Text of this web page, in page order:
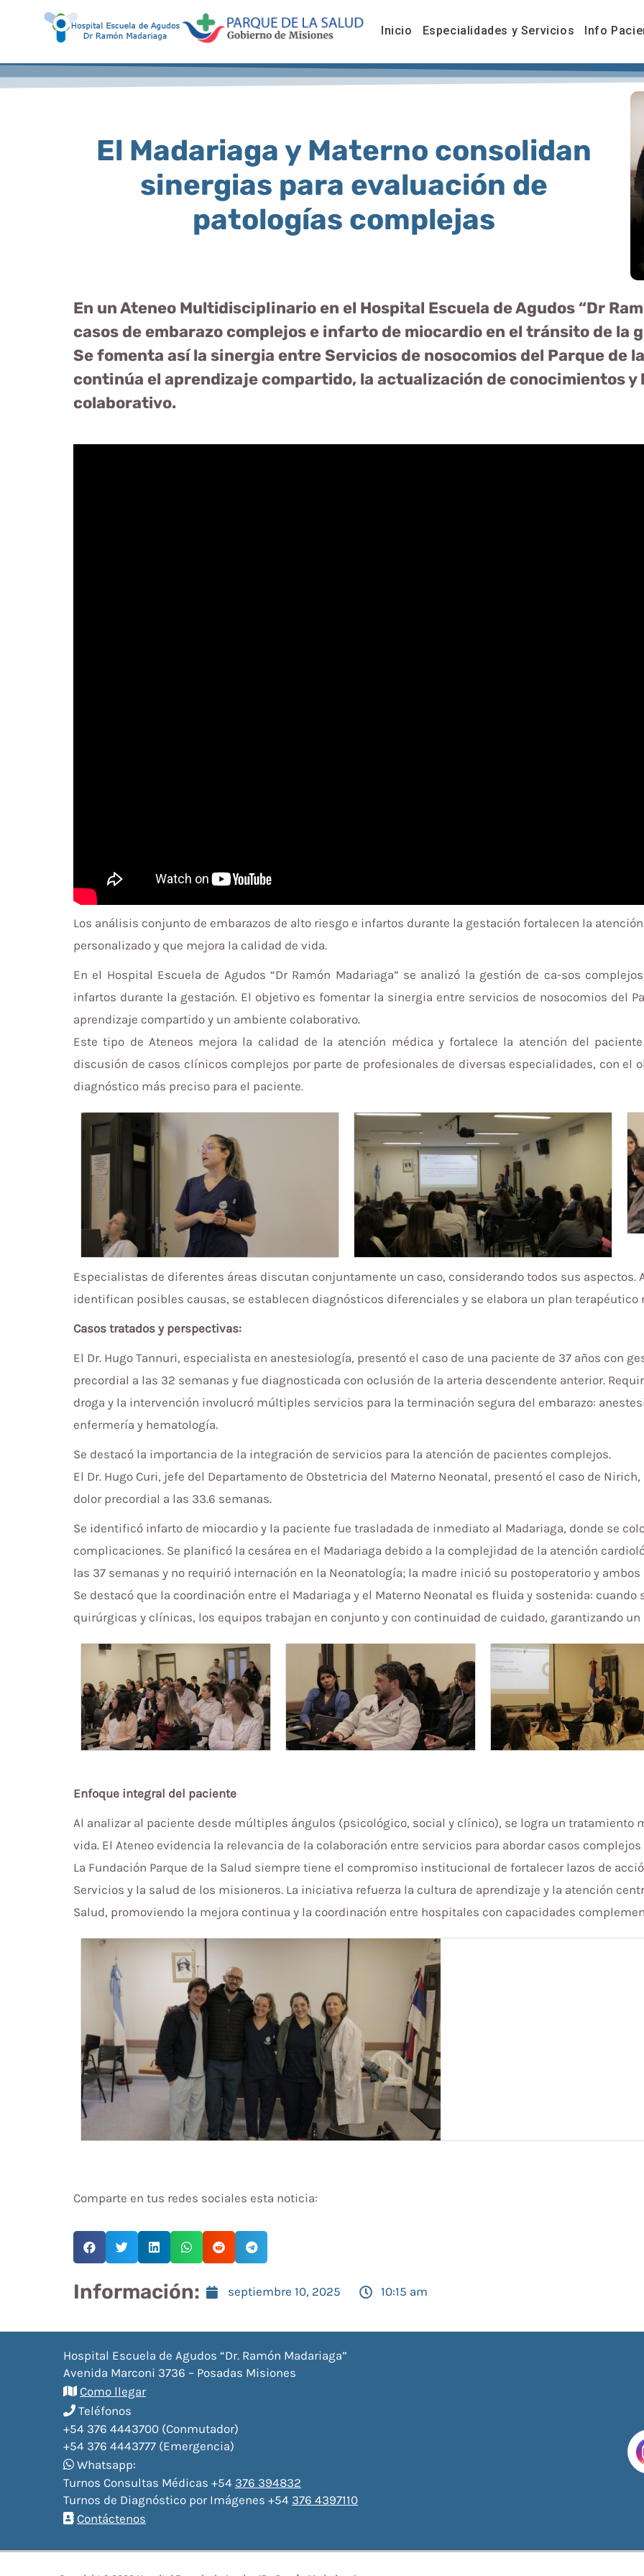
Inicio Especialidades y Servicios Info
El Madariaga y Materno consolidan
sinergias para evaluación de
patologías complejas
En un Ateneo Multidisciplinario en el Hospital Escuela de Agudos “Dr
casos de embarazo complejos e infarto de miocardio en el tránsito de la
Se fomenta así la sinergia entre Servicios de nosocomios del Parque de
continúa el aprendizaje compartido, la actualización de conocimientos y
colaborativo.
Los análisis conjunto de embarazos de alto riesgo e infartos durante la gestación fortalecen la
personalizado y que mejora la calidad de vida.
En el Hospital Escuela de Agudos “Dr Ramón Madariaga” se analizó la gestión de ca-sos
infartos durante la gestación. El objetivo es fomentar la sinergia entre servicios de nosocomios del
aprendizaje compartido y un ambiente colaborativo.
Este tipo de Ateneos mejora la calidad de la atención médica y fortalece la atención del
discusión de casos clínicos complejos por parte de profesionales de diversas especialidades, con el
diagnóstico más preciso para el paciente.
Especialistas de diferentes áreas discutan conjuntamente un caso, considerando todos sus
identifican posibles causas, se establecen diagnósticos diferenciales y se elabora un plan terapéutico
Casos tratados y perspectivas:
El Dr. Hugo Tannuri, especialista en anestesiología, presentó el caso de una paciente de 37 años con
precordial a las 32 semanas y fue diagnosticada con oclusión de la arteria descendente anterior.
droga y la intervención involucró múltiples servicios para la terminación segura del embarazo:
enfermería y hematología.
Se destacó la importancia de la integración de servicios para la atención de pacientes complejos.
El Dr. Hugo Curi, jefe del Departamento de Obstetricia del Materno Neonatal, presentó el caso de
dolor precordial a las 33.6 semanas.
Se identificó infarto de miocardio y la paciente fue trasladada de inmediato al Madariaga, donde se
complicaciones. Se planificó la cesárea en el Madariaga debido a la complejidad de la atención
las 37 semanas y no requirió internación en la Neonatología; la madre inició su postoperatorio y
Se destacó que la coordinación entre el Madariaga y el Materno Neonatal es fluida y sostenida:
quirúrgicas y clínicas, los equipos trabajan en conjunto y con continuidad de cuidado, garantizando
Enfoque integral del paciente
Al analizar al paciente desde múltiples ángulos (psicológico, social y clínico), se logra un tratamiento
vida. El Ateneo evidencia la relevancia de la colaboración entre servicios para abordar casos
La Fundación Parque de la Salud siempre tiene el compromiso institucional de fortalecer lazos de
Servicios y la salud de los misioneros. La iniciativa refuerza la cultura de aprendizaje y la atención
Salud, promoviendo la mejora continua y la coordinación entre hospitales con capacidades
Comparte en tus redes sociales esta noticia:
Información: septiembre 10, 2025 10:15 am
Hospital Escuela de Agudos “Dr. Ramón Madariaga”
Avenida Marconi 3736 – Posadas Misiones
Como llegar
Teléfonos
+54 376 4443700 (Conmutador)
+54 376 4443777 (Emergencia)
Whatsapp:
Turnos Consultas Médicas +54 376 394832
Turnos de Diagnóstico por Imágenes +54 376 4397110
Contáctenos